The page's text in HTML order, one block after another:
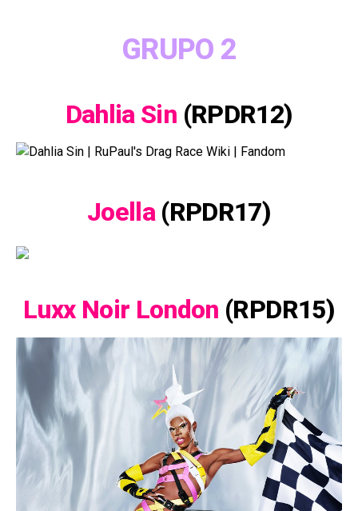
GRUPO 2
Dahlia Sin (RPDR12)
Joella (RPDR17)
Luxx Noir London (RPDR15)